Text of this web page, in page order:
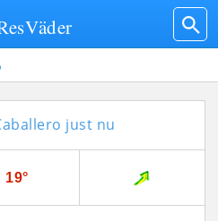
just nu
19°